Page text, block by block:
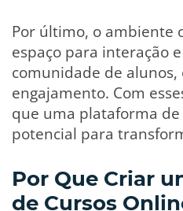
Por último, o ambiente
espaço para interação
comunidade de alunos,
engajamento. Com
que uma plataforma
potencial para
Por Que Criar
de Cursos